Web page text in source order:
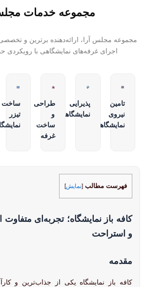
مجموعه خدمات مجلس
مجموعه مجلس آرا، ارائه‌دهنده برترین و
اجرای غرفه‌های نمایشگاهی با رویکردی
تامین
نیروی
نمایشگاهی
پذیرایی
نمایشگاهی
طراحی
و
ساخت
غرفه
ساخت
تیزر
فهرست مطالب [نمایش]
کافه باز نمایشگاه؛ تجربه‌ای متفاوت
و استراحت
مقدمه
کافه باز نمایشگاه یکی از جذاب‌ترین و